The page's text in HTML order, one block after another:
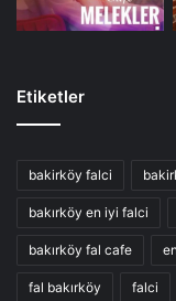
Etiketler
bakirköy falci
bakırköy en iyi falci
bakırköy fal cafe
fal bakırköy falci